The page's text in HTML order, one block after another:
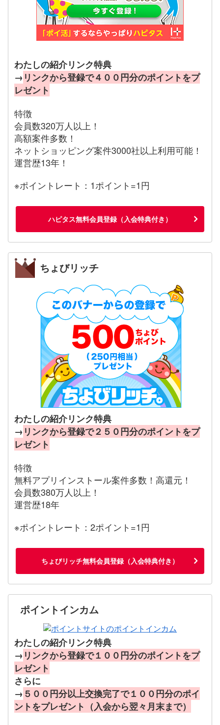
わたしの紹介リンク特典
→ リンクから登録で４００円分のポイントをプ
レゼント
特徴
会員数320万人以上！
高額案件多数！
ネットショッピング案件3000社以上利用可能！
運営歴13年！
※ポイントレート：1ポイント=1円
ハピタス無料会員登録（入会特典付き）
ちょびリッチ
わたしの紹介リンク特典
→ リンクから登録で２５０円分のポイントをプ
レゼント
特徴
無料アプリインストール案件多数！高還元！
会員数380万人以上！
運営歴18年
※ポイントレート：2ポイント=1円
ちょびリッチ無料会員登録（入会特典付き）
ポイントインカム
わたしの紹介リンク特典
→ リンクから登録で１００円分のポイントをプ
レゼント
さらに
→ ５００円分以上交換完了で１００円分のポイ
ントをプレゼント（入会から翌々月末まで）